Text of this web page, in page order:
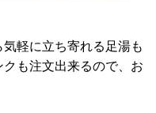
軽に立ち寄れる足湯も
も注文出来るので、お